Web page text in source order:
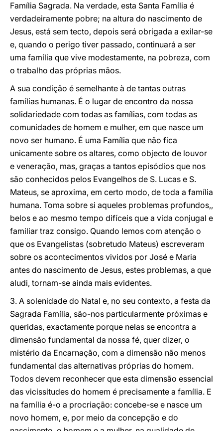
Família Sagrada. Na verdade, esta Santa Família é
verdadeiramente pobre; na altura do nascimento de
Jesus, está sem tecto, depois será obrigada a exilar-se
e, quando o perigo tiver passado, continuará a ser
uma família que vive modestamente, na pobreza, com
o trabalho das próprias mãos.
A sua condição é semelhante à de tantas outras
famílias humanas. É o lugar de encontro da nossa
solidariedade com todas as famílias, com todas as
comunidades de homem e mulher, em que nasce um
novo ser humano. É uma Família que não fica
unicamente sobre os altares, como objecto de louvor
e veneração, mas, graças a tantos episódios que nos
são conhecidos pelos Evangelhos de S. Lucas e S.
Mateus, se aproxima, em certo modo, de toda a família
humana. Toma sobre si aqueles problemas profundos,,
belos e ao mesmo tempo difíceis que a vida conjugal e
familiar traz consigo. Quando lemos com atenção o
que os Evangelistas (sobretudo Mateus) escreveram
sobre os acontecimentos vividos por José e Maria
antes do nascimento de Jesus, estes problemas, a que
aludi, tornam-se ainda mais evidentes.
3. A solenidade do Natal e, no seu contexto, a festa da
Sagrada Família, são-nos particularmente próximas e
queridas, exactamente porque nelas se encontra a
dimensão fundamental da nossa fé, quer dizer, o
mistério da Encarnação, com a dimensão não menos
fundamental das alternativas próprias do homem.
Todos devem reconhecer que esta dimensão essencial
das vicissitudes do homem é precisamente a família. E
na família é-o a procriação: concebe-se e nasce um
novo homem, e, por meio da concepção e do